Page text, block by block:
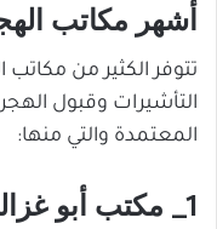
أشهر مكاتب
تتوفر الكثير من
التأشيرات وقبول
المعتمدة والتي منها:
1_ مكتب أبو غزالة للفيزا والهجرة